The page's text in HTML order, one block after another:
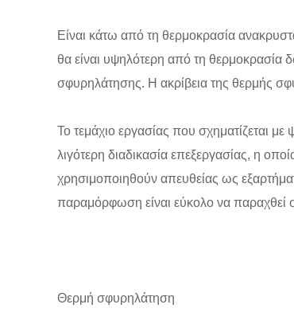
Είναι κάτω από τη θερμοκρασία
θα είναι υψηλότερη από τη
σφυρηλάτησης. Η ακρίβεια της θερμής
Το τεμάχιο εργασίας που σχηματίζεται
λιγότερη διαδικασία επεξεργασίας, η
χρησιμοποιηθούν απευθείας ως
παραμόρφωση είναι εύκολο να παραχθεί
Θερμή σφυρηλάτηση